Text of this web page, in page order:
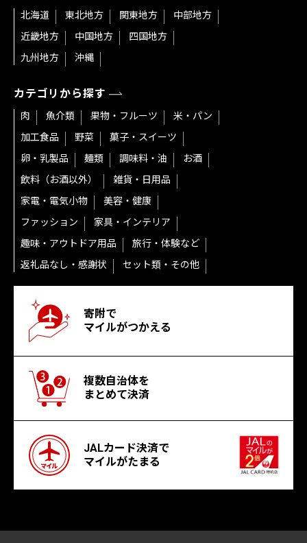
北海道 東北地方 関東地方
中部地方
近畿地方
中国地方
四国地方
九州地方
沖縄
カテゴリから探す
肉 魚介類 果物・フルーツ
米・パン
加工食品
野菜
菓子・スイーツ
卵・乳製品
麺類 調味料・油
お酒
飲料（お酒以外）
雑貨・日用品
家電・電気小物
美容・健康
ファッション
家具・インテリア
趣味・アウトドア用品
旅行・体験など
返礼品なし・感謝状
セット類・その他
寄附で
マイルがつかえる
複数自治体を
まとめて決済
JALカード決済で
マイルがたまる